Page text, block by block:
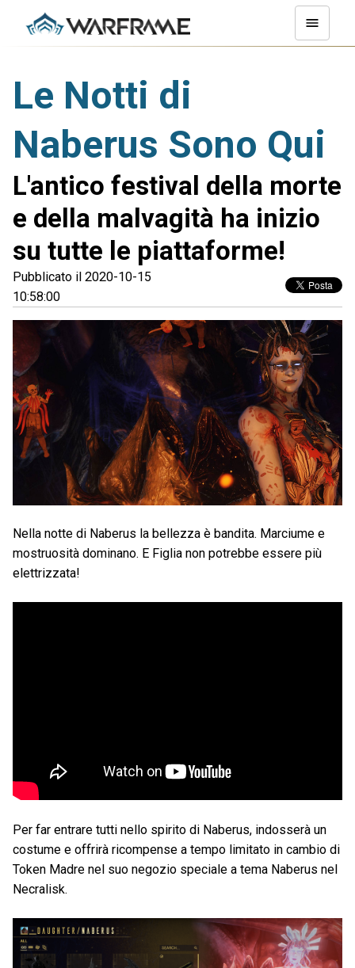
Le Notti di
Naberus Sono Qui
L'antico festival della morte
e della malvagità ha inizio
su tutte le piattaforme!
Pubblicato il 2020-10-15
10:58:00
Nella notte di Naberus la bellezza è bandita. Marciume e
mostruosità dominano. E Figlia non potrebbe essere più
elettrizzata!
Per far entrare tutti nello spirito di Naberus, indosserà un
costume e offrirà ricompense a tempo limitato in cambio di
Token Madre nel suo negozio speciale a tema Naberus nel
Necralisk.